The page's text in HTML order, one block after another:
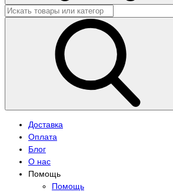
Доставка
Оплата
Блог
О нас
Помощь
Помощь